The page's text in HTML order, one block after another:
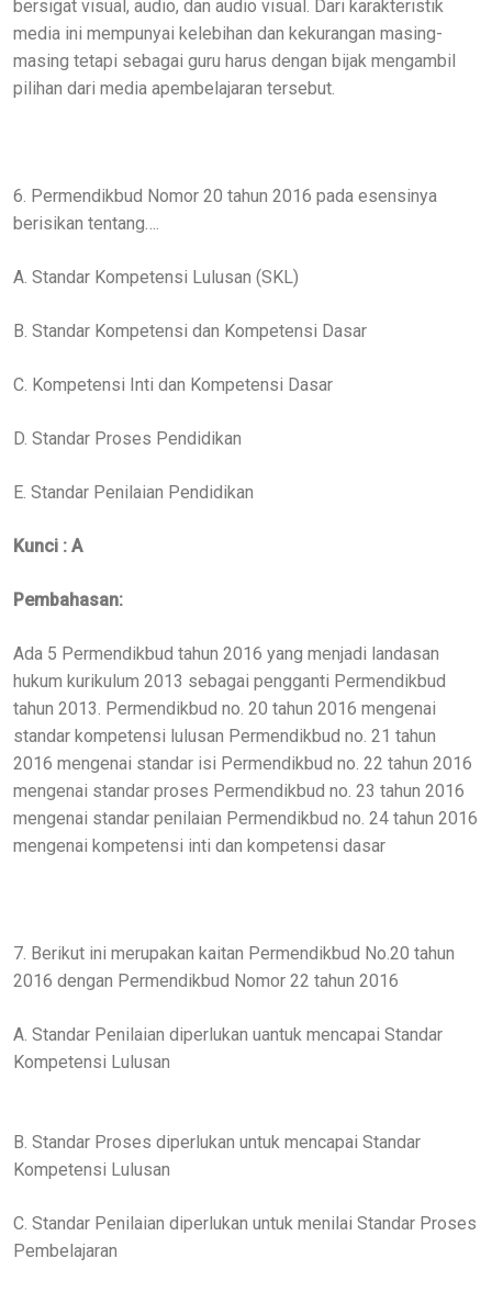
bersigat visual, audio, dan audio visual. Dari karakteristik
media ini mempunyai kelebihan dan kekurangan masing-
masing tetapi sebagai guru harus dengan bijak mengambil
pilihan dari media apembelajaran tersebut.
6. Permendikbud Nomor 20 tahun 2016 pada esensinya
berisikan tentang….
A. Standar Kompetensi Lulusan (SKL)
B. Standar Kompetensi dan Kompetensi Dasar
C. Kompetensi Inti dan Kompetensi Dasar
D. Standar Proses Pendidikan
E. Standar Penilaian Pendidikan
Kunci : A
Pembahasan:
Ada 5 Permendikbud tahun 2016 yang menjadi landasan
hukum kurikulum 2013 sebagai pengganti Permendikbud
tahun 2013. Permendikbud no. 20 tahun 2016 mengenai
standar kompetensi lulusan Permendikbud no. 21 tahun
2016 mengenai standar isi Permendikbud no. 22 tahun 2016
mengenai standar proses Permendikbud no. 23 tahun 2016
mengenai standar penilaian Permendikbud no. 24 tahun 2016
mengenai kompetensi inti dan kompetensi dasar
7. Berikut ini merupakan kaitan Permendikbud No.20 tahun
2016 dengan Permendikbud Nomor 22 tahun 2016
A. Standar Penilaian diperlukan uantuk mencapai Standar
Kompetensi Lulusan
B. Standar Proses diperlukan untuk mencapai Standar
Kompetensi Lulusan
C. Standar Penilaian diperlukan untuk menilai Standar Proses
Pembelajaran